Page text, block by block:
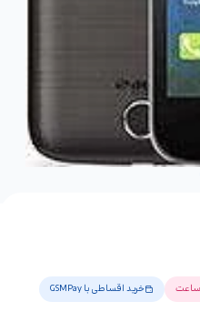
خرید اقساطی با GSMPay